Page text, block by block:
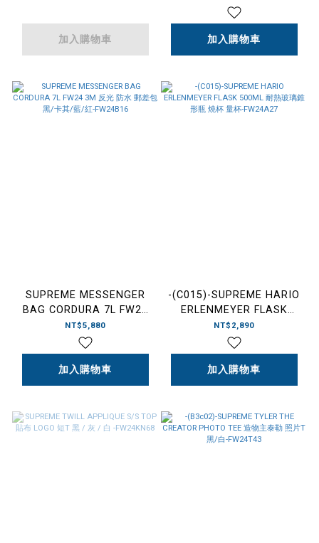
加入購物車 加入購物車
SUPREME MESSENGER
BAG CORDURA 7L FW24
3M 反光 防水 郵差包 黑/卡
其/藍/紅-FW24B16
NT$5,880
加入購物車
-(C015)-SUPREME HARIO
ERLENMEYER FLASK
500ML 耐熱玻璃錐形瓶 燒
杯 量杯-FW24A27
NT$2,890
加入購物車